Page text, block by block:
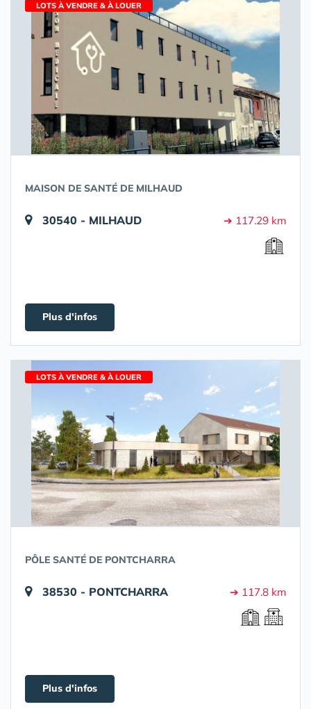
LOTS À VENDRE & À LOUER
MAISON DE SANTÉ DE MILHAUD
30540 - MILHAUD ➔ 117.29 km
Plus d'infos
LOTS À VENDRE & À LOUER
PÔLE SANTÉ DE PONTCHARRA
38530 - PONTCHARRA ➔ 117.8 km
Plus d'infos